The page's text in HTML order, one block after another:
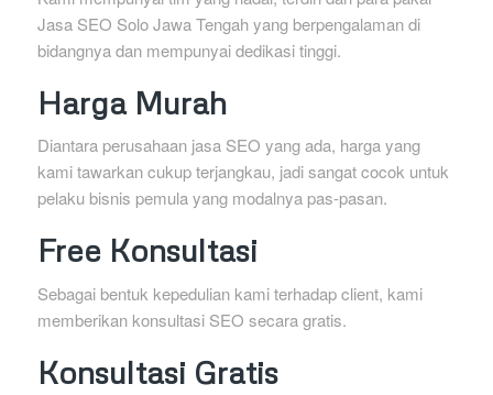
Jasa SEO Solo Jawa Tengah yang berpengalaman di
bidangnya dan mempunyai dedikasi tinggi.
Harga Murah
Diantara perusahaan jasa SEO yang ada, harga yang
kami tawarkan cukup terjangkau, jadi sangat cocok untuk
pelaku bisnis pemula yang modalnya pas-pasan.
Free Konsultasi
Sebagai bentuk kepedulian kami terhadap client, kami
memberikan konsultasi SEO secara gratis.
Konsultasi Gratis